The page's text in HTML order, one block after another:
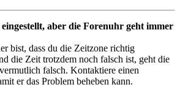
aber die Forenuhr geht immer
bist, dass du die Zeitzone richtig
die Zeit trotzdem noch falsch ist, geht die
falsch. Kontaktiere einen
er das Problem beheben kann.